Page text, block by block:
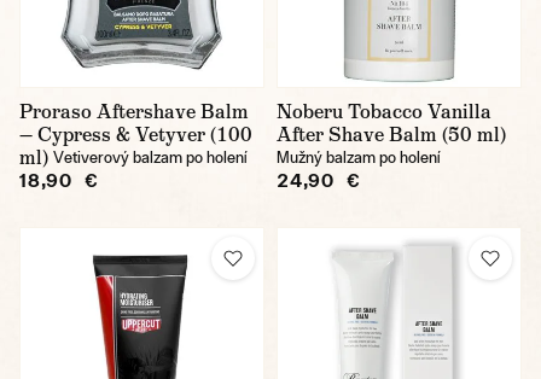
Proraso Aftershave Balm
— Cypress & Vetyver (100
ml) Vetiverový balzam po holení
18,90 €
Noberu Tobacco Vanilla
After Shave Balm (50 ml)
Mužný balzam po holení
24,90 €